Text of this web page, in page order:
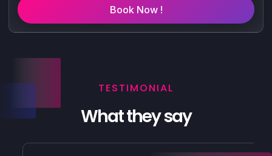
Book Now !
TESTIMONIAL
What they say